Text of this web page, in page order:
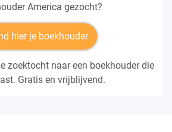
America gezocht?
hier je boekhouder
zoektocht naar een boekhouder die
Gratis en vrijblijvend.